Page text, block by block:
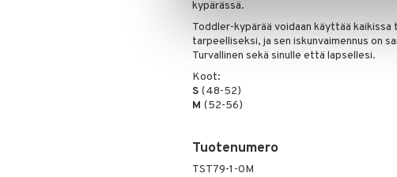
kypärässä.
Toddler-kypärää voidaan käyttää
tarpeelliseksi, ja sen iskunvaimennus on
Turvallinen sekä sinulle että lapsellesi.
Koot:
S (48-52)
M (52-56)
Tuotenumero
TST79-1-0M